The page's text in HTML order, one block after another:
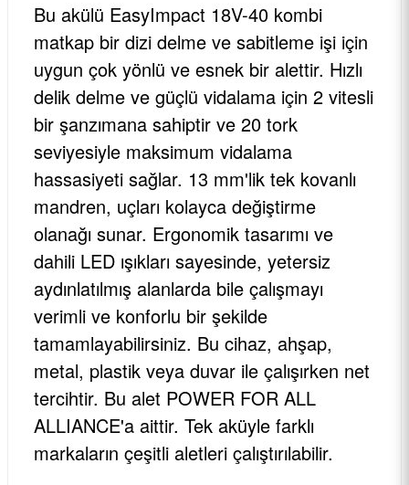
Bu akülü EasyImpact 18V-40 kombi
matkap bir dizi delme ve sabitleme işi için
uygun çok yönlü ve esnek bir alettir. Hızlı
delik delme ve güçlü vidalama için 2 vitesli
bir şanzımana sahiptir ve 20 tork
seviyesiyle maksimum vidalama
hassasiyeti sağlar. 13 mm'lik tek kovanlı
mandren, uçları kolayca değiştirme
olanağı sunar. Ergonomik tasarımı ve
dahili LED ışıkları sayesinde, yetersiz
aydınlatılmış alanlarda bile çalışmayı
verimli ve konforlu bir şekilde
tamamlayabilirsiniz. Bu cihaz, ahşap,
metal, plastik veya duvar ile çalışırken net
tercihtir. Bu alet POWER FOR ALL
ALLIANCE'a aittir. Tek aküyle farklı
markaların çeşitli aletleri çalıştırılabilir.